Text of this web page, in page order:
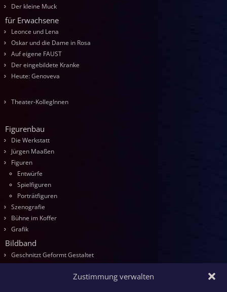
Zustimmung verwalten
Der kleine Muck
für Erwachsene
Leonce und Lena
Oskar und die Dame in Rosa
Auf eigene FAUST
Der eingebildete Kranke
Heute: Genoveva
Theater-KollegInnen
Figurenbau
Die Werkstatt
Jürgen Maaßen
Figuren
Entwürfe
Spielfiguren
Porträtfiguren
Szenografie
Bühne im Koffer
Grafik
Bildband
Geschnitzt Geformt Gestaltet